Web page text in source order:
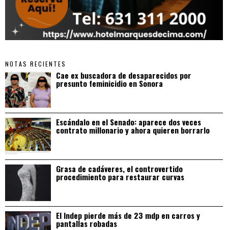
NOTAS RECIENTES
Cae ex buscadora de desaparecidos por
presunto feminicidio en Sonora
Escándalo en el Senado: aparece dos veces
contrato millonario y ahora quieren borrarlo
Grasa de cadáveres, el controvertido
procedimiento para restaurar curvas
El Indep pierde más de 23 mdp en carros y
pantallas robadas